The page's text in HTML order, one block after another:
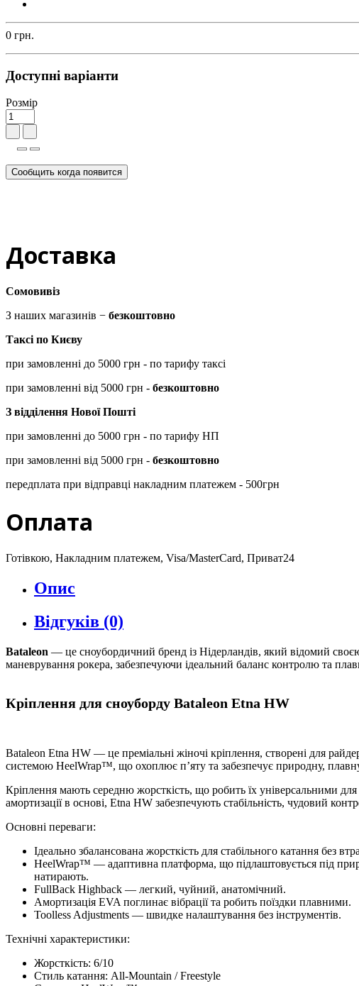
0 грн.
Доступні варіанти
Розмір
Сообщить когда появится
Доставка
Сомовивіз
З наших магазинів − безкоштовно
Таксі по Києву
при замовленні до 5000 грн - по тарифу таксі
при замовленні від 5000 грн - безкоштовно
З відділення Нової Пошті
при замовленні до 5000 грн - по тарифу НП
при замовленні від 5000 грн - безкоштовно
передплата при відправці накладним платежем - 500грн
Оплата
Готівкою, Накладним платежем, Visa/MasterCard, Приват24
Опис
Відгуків (0)
Bataleon — це сноубордичний бренд із Нідерландів, який відомий
маневрування рокера, забезпечуючи ідеальний баланс контролю та
Кріплення для сноуборду Bataleon Etna HW
Bataleon Etna HW — це преміальні жіночі кріплення, створені для
системою HeelWrap™, що охоплює п’яту та забезпечує природну, плавну
Кріплення мають середню жорсткість, що робить їх універсальними
амортизації в основі, Etna HW забезпечують стабільність, чудовий
Основні переваги:
Ідеально збалансована жорсткість для стабільного катання без
HeelWrap™ — адаптивна платформа, що підлаштовується під
натирають.
FullBack Highback — легкий, чуйний, анатомічний.
Амортизація EVA поглинає вібрації та робить поїздки плавними.
Toolless Adjustments — швидке налаштування без інструментів.
Технічні характеристики:
Жорсткість: 6/10
Стиль катання: All-Mountain / Freestyle